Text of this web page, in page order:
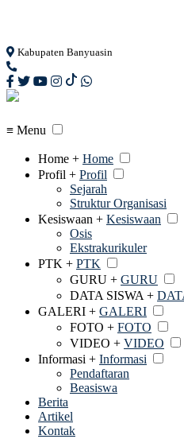
Kabupaten Banyuasin
≡ Menu
Home + Home
Profil + Profil
Sejarah
Struktur Organisasi
Kesiswaan + Kesiswaan
Osis
Ekstrakurikuler
PTK + PTK
GURU + GURU
DATA SISWA +
GALERI + GALERI
FOTO + FOTO
VIDEO + VIDEO
Informasi + Informasi
Pendaftaran
Beasiswa
Berita
Artikel
Kontak